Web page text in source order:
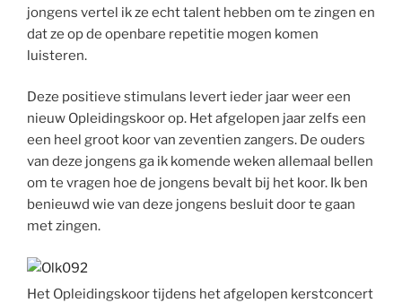
jongens vertel ik ze echt talent hebben om te zingen en
dat ze op de openbare repetitie mogen komen
luisteren.
Deze positieve stimulans levert ieder jaar weer een
nieuw Opleidingskoor op. Het afgelopen jaar zelfs een
een heel groot koor van zeventien zangers. De ouders
van deze jongens ga ik komende weken allemaal bellen
om te vragen hoe de jongens bevalt bij het koor. Ik ben
benieuwd wie van deze jongens besluit door te gaan
met zingen.
Het Opleidingskoor tijdens het afgelopen kerstconcert